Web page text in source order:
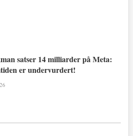
satser 14 milliarder på Meta:
er undervurdert!